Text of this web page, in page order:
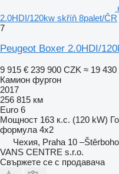
2.0HDI/120kw skříň 8palet/ČR
7
Peugeot Boxer 2.0HDI/
9 915 € 239 900 CZK ≈ 19 430
Камион фургон
2017
256 815 км
Euro 6
Мощност 163 к.с. (120 kW)
формула 4x2
Чехия, Praha 10
VANS CENTRE s.r.o.
Свържете се с продавача